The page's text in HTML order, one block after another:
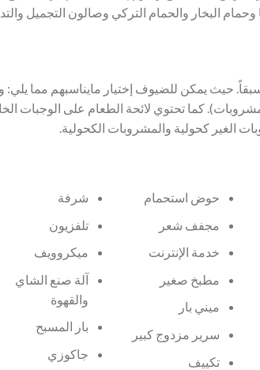
البخار والحمام التركي وصالون التجميل
حيث يمكن للضيوف إختيار مايناسبهم مما
كما تحتوي لائحة الطعام على الوجبات
الغير كحولية والمشروبات الكحولية.
حوض استحمام
مجفف شعر
خدمة الإنترنت
مطبخ صغير
ميني بار
سرير مزدوج كبير
تكييف
شرفة
تلفزيون
ميكروويف
آلة صنع الشاي
والقهوة
بار المسبح
جاكوزي